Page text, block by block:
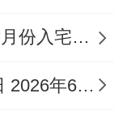
六月份入宅黄道吉日2026年 六月份入宅黄道吉日查询
2026年7月适合动土的黄道吉日 2026年6月动土的黄道吉日